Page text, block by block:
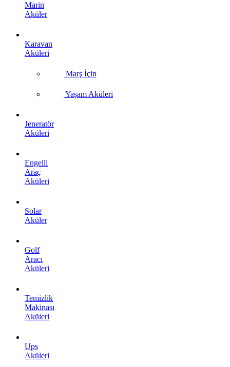
Marin
Aküler
Karavan
Aküleri
Marş İçin
Yaşam Aküleri
Jeneratör
Aküleri
Engelli
Araç
Aküleri
Solar
Aküler
Golf
Aracı
Aküleri
Temizlik
Makinası
Aküleri
Ups
Aküleri